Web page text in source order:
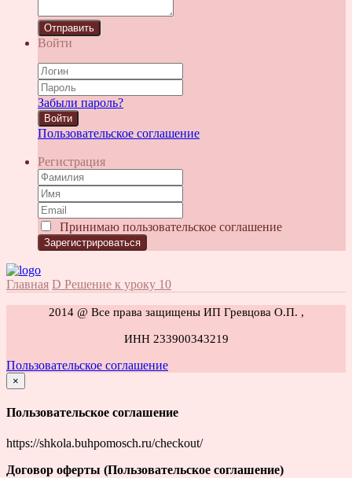
Отправить
Войти
Забыли пароль?
Войти
Пользовательское соглашение
Регистрация
Принимаю пользовательское соглашение
Главная D Решение к уроку 10
2014 @ Все права защищены ИП Гревцова О.П. ,
ИНН 233900343219
Пользовательское соглашение
×
закрыть
Пользовательское соглашение
https://shkola.buhpomosch.ru/checkout/
Договор оферты (Пользовательское соглашение)